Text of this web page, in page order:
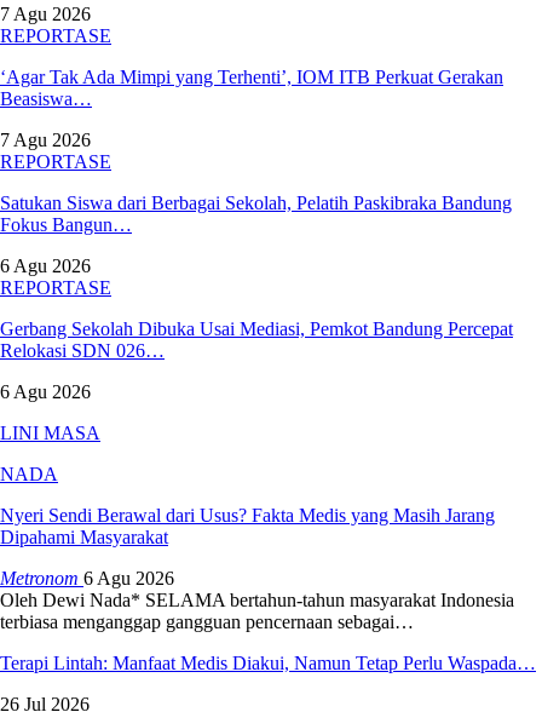
7 Agu 2026
REPORTASE
‘Agar Tak Ada Mimpi yang Terhenti’, IOM ITB Perkuat Gerakan
Beasiswa…
7 Agu 2026
REPORTASE
Satukan Siswa dari Berbagai Sekolah, Pelatih Paskibraka Bandung
Fokus Bangun…
6 Agu 2026
REPORTASE
Gerbang Sekolah Dibuka Usai Mediasi, Pemkot Bandung Percepat
Relokasi SDN 026…
6 Agu 2026
LINI MASA
NADA
Nyeri Sendi Berawal dari Usus? Fakta Medis yang Masih Jarang
Dipahami Masyarakat
Metronom 6 Agu 2026
Oleh Dewi Nada* SELAMA bertahun-tahun masyarakat Indonesia
terbiasa menganggap gangguan pencernaan sebagai…
Terapi Lintah: Manfaat Medis Diakui, Namun Tetap Perlu Waspada…
26 Jul 2026